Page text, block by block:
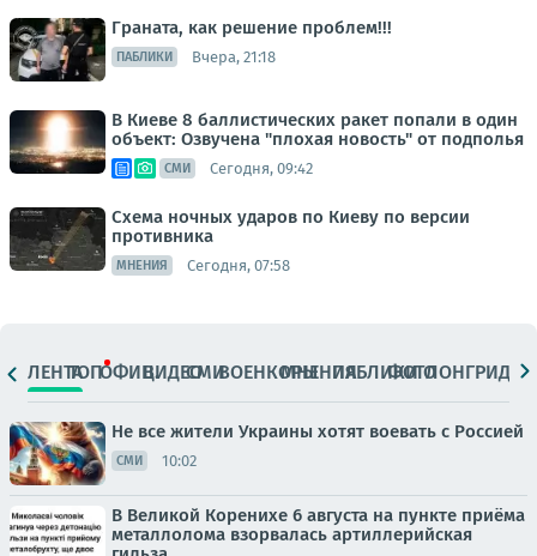
Граната, как решение проблем!!!
ПАБЛИКИ Вчера, 21:18
В Киеве 8 баллистических ракет попали в один
объект: Озвучена "плохая новость" от подполья
СМИ Сегодня, 09:42
Схема ночных ударов по Киеву по версии
противника
МНЕНИЯ Сегодня, 07:58
ЛЕНТАТОПОФИЦ.ВИДЕОСМИВОЕНКОРЫМНЕНИЯПАБЛИКИ
ФОТОЛОНГРИДЫ
Не все жители Украины хотят воевать с Россией
СМИ 10:02
В Великой Коренихе 6 августа на пункте приёма
металлолома взорвалась артиллерийская